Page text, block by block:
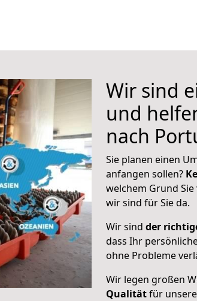
Wir sind
und
nach
Sie planen einen
anfangen sollen?
welchem Grund
wir sind für Sie da.
Wir sind der
dass Ihr
ohne Probleme
Wir legen großen
Qualitätfür